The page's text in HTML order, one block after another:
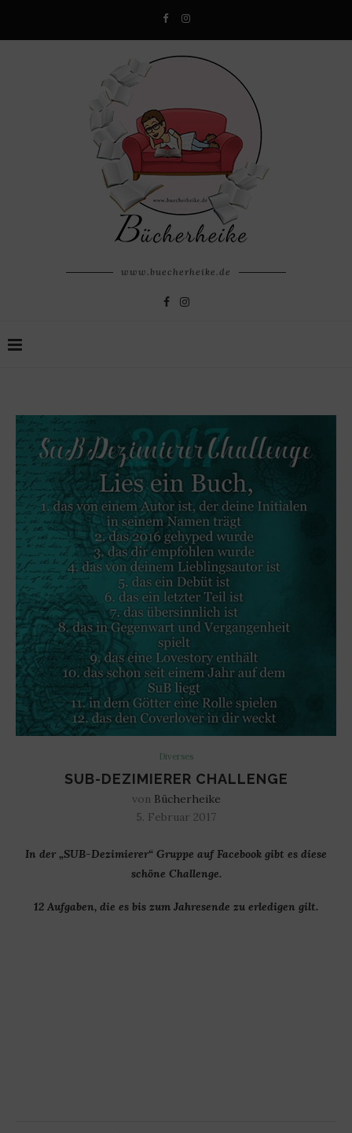
www.buecherheike.de
Diverses
SUB-DEZIMIERER CHALLENGE
von Bücherheike
5. Februar 2017
In der „SUB-Dezimierer“ Gruppe auf Facebook gibt es diese
schöne Challenge.
12 Aufgaben, die es bis zum Jahresende zu erledigen gilt.